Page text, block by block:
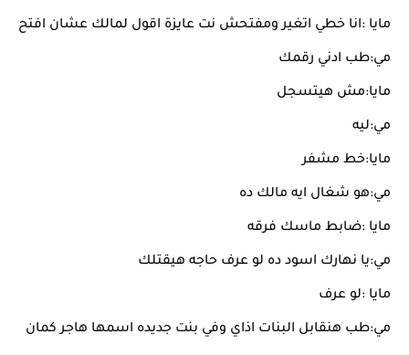
مايا :انا خطي اتغير ومفتحش نت عايزة اقول لمالك عشان افتح
مي:طب ادني رقمك
مايا:مش هيتسجل
مي:ليه
مايا:خط مشفر
مي:هو شغال ايه مالك ده
مايا :ضابط ماسك فرقه
مي:يا نهارك اسود ده لو عرف حاجه هيقتلك
مايا :لو عرف
مي:طب هنقابل البنات اذاي وفي بنت جديده اسمها هاجر كمان